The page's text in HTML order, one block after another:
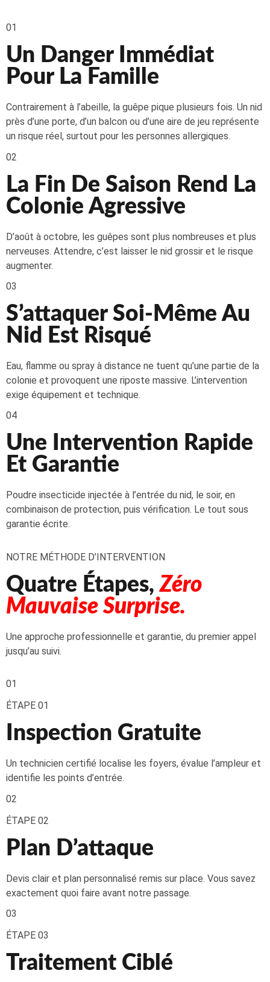
01
Un Danger Immédiat
Pour La Famille
Contrairement à l’abeille, la guêpe pique plusieurs fois. Un nid
près d’une porte, d’un balcon ou d’une aire de jeu représente
un risque réel, surtout pour les personnes allergiques.
02
La Fin De Saison Rend La
Colonie Agressive
D’août à octobre, les guêpes sont plus nombreuses et plus
nerveuses. Attendre, c’est laisser le nid grossir et le risque
augmenter.
03
S’attaquer Soi-Même Au
Nid Est Risqué
Eau, flamme ou spray à distance ne tuent qu’une partie de la
colonie et provoquent une riposte massive. L’intervention
exige équipement et technique.
04
Une Intervention Rapide
Et Garantie
Poudre insecticide injectée à l’entrée du nid, le soir, en
combinaison de protection, puis vérification. Le tout sous
garantie écrite.
NOTRE MÉTHODE D’INTERVENTION
Quatre Étapes,Zéro
Mauvaise Surprise.
Une approche professionnelle et garantie, du premier appel
jusqu’au suivi.
01
ÉTAPE 01
Inspection Gratuite
Un technicien certifié localise les foyers, évalue l’ampleur et
identifie les points d’entrée.
02
ÉTAPE 02
Plan D’attaque
Devis clair et plan personnalisé remis sur place. Vous savez
exactement quoi faire avant notre passage.
03
ÉTAPE 03
Traitement Ciblé